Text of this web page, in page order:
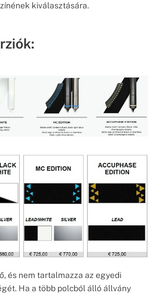
kiválasztására.
és nem tartalmazza az egyedi
Ha a több polcból álló állvány